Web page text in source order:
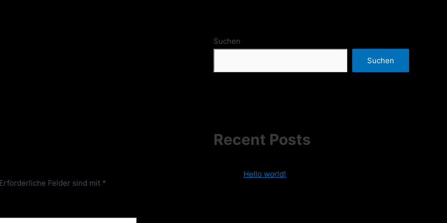
Erforderliche Felder sind mit *
Suchen
Suchen
Recent Posts
Hello world!